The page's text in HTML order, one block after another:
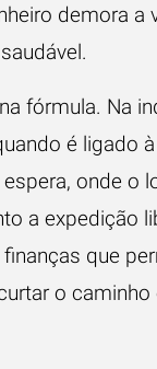
demora a
fórmula. Na
é ligado à
onde o
a expedição
que
o caminho